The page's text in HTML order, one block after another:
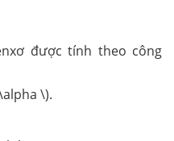
được tính theo công
\).